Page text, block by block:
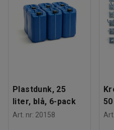
Plastdunk, 25
liter, blå, 6-pack
Art. nr: 20158